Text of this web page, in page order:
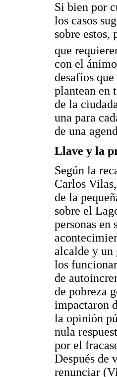
Si bien por
los casos
sobre estos,
que
con el
desafíos
plantean en
de la
una para
de una
Llave y la
Según la
Carlos
de la
sobre el
personas en
alcalde y un
los
de
de pobreza
impactaron
la opinión
nula
por el
Después de
renunciar